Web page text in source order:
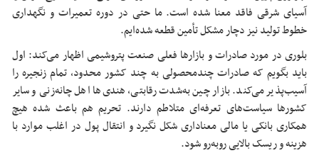
آسیای شرقی فاقد معنا شده است. ما حتی در دوره تعمیرات و نگهداری
خطوط تولید نیز دچار مشکل تأمین قطعه شده‌ایم.
بلوری در مورد صادرات و بازارها فعلی صنعت پتروشیمی اظهار می‌کند: اول
باید بگویم که صادراتچندمحصولیبه چند کشور محدود، تمام زنجیره را
آسیب‌پذیر می‌کند. بازار چین به‌شدت رقابتی، هندی‌ها اهل چانه‌زنی و سایر
کشورها سیاست‌های تعرفه‌ای متلاطم دارند. تحریم هم باعث شده هیچ
همکاری بانکی یا مالی معناداری شکل نگیرد و انتقال پول در اغلب موارد با
هزینه و ریسک بالایی روبه‌رو شود.